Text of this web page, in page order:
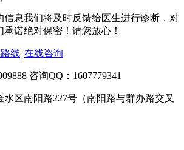
信息我们将及时反馈给医生进行诊断，对
诺绝对保密！请您放心！
线| 在线咨询
咨询QQ：1607779341
水区南阳路227号（南阳路与群办路交叉